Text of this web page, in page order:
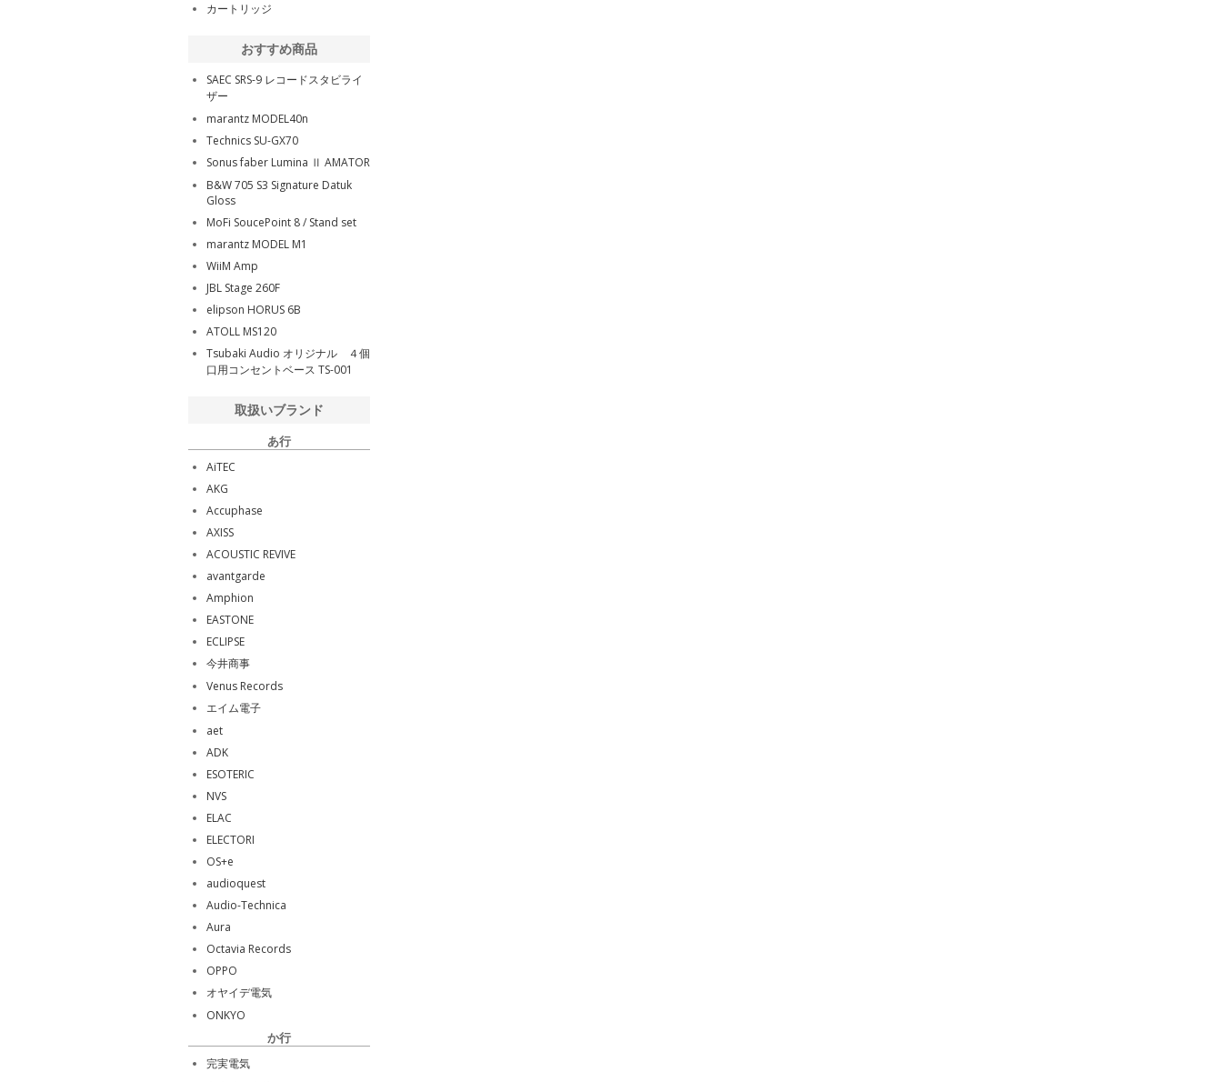
カートリッジ
おすすめ商品
SAEC SRS-9 レコードスタビライ
ザー
marantz MODEL40n
Technics SU-GX70
Sonus faber Lumina Ⅱ AMATOR
B&W 705 S3 Signature Datuk
Gloss
MoFi SoucePoint 8 / Stand set
marantz MODEL M1
WiiM Amp
JBL Stage 260F
elipson HORUS 6B
ATOLL MS120
Tsubaki Audio オリジナル ４個
口用コンセントベース TS-001
取扱いブランド
あ行
AiTEC
AKG
Accuphase
AXISS
ACOUSTIC REVIVE
avantgarde
Amphion
EASTONE
ECLIPSE
今井商事
Venus Records
エイム電子
aet
ADK
ESOTERIC
NVS
ELAC
ELECTORI
OS+e
audioquest
Audio-Technica
Aura
Octavia Records
OPPO
オヤイデ電気
ONKYO
か行
完実電気